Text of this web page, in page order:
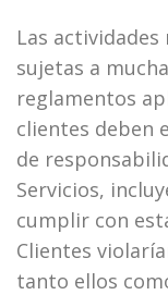
Las
sujetas a
reglamentos
clientes deben
de
Servicios,
cumplir con
Clientes
tanto ellos